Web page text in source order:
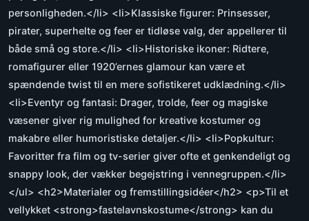
personligheden.</li> <li>Klassiske figurer: Prinsesser,
pirater, superhelte og feer er tidløse valg, der appellerer til
både små og store.</li> <li>Historiske ikoner: Ridtere,
romafigurer eller 1920’ernes glamour kan være et
spændende twist til en mere sofistikeret udklædning.</li>
<li>Eventyr og fantasi: Drager, trolde, feer og magiske
væsener giver rig mulighed for kreative kostumer og
makabre eller humoristiske detaljer.</li> <li>Popkultur:
Favoritter fra film og tv-serier giver ofte et genkendeligt og
snappy look, der vækker begejstring i vennegruppen.</li>
</ul> <h2>Materialer og fremstillingsidéer</h2> <p>Til et
vellykket <strong>fastelavnskostume</strong> kan du